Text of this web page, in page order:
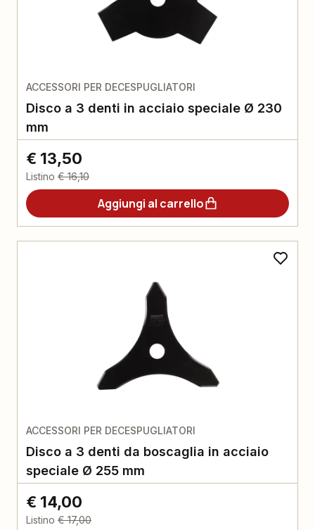
ACCESSORI PER DECESPUGLIATORI
Disco a 3 denti in acciaio speciale Ø 230
mm
€ 13,50
Listino € 16,10
Aggiungi al carrello
ACCESSORI PER DECESPUGLIATORI
Disco a 3 denti da boscaglia in acciaio
speciale Ø 255 mm
€ 14,00
Listino € 17,00